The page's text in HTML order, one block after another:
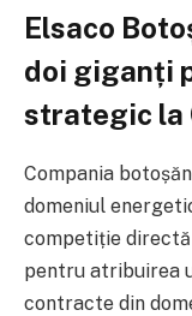
Elsaco
doi giganți
strategic la
Compania
domeniul
competiție
pentru atribuirea
contracte din